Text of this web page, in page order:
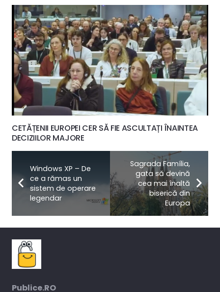
CETĂȚENII EUROPEI CER SĂ FIE ASCULTAȚI ÎNAINTEA
DECIZIILOR MAJORE
Windows XP – De
ce a rămas un
sistem de operare
legendar
Sagrada Família,
gata să devină
cea mai înaltă
biserică din
Europa
Publice.RO